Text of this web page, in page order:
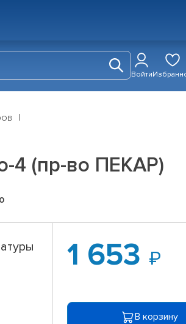
Войти
4 (пр-во ПЕКАР)
1 653
В корзину